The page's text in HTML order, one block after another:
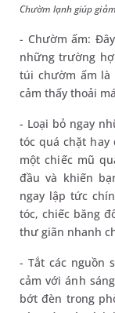
Chườm lạnh giúp
- Chườm ấm:
những trường
túi chườm ấm là
cảm thấy thoải
- Loại bỏ ngay
tóc quá chặt hay
một chiếc mũ
đầu và khiến
ngay lập tức
tóc, chiếc băng
thư giãn nhanh
- Tắt các nguồn
cảm với ánh
bớt đèn trong